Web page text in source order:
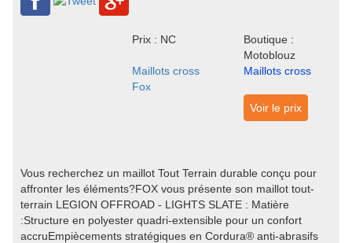
Prix : NC
Boutique :
Motoblouz
Maillots cross
Fox
Maillots cross
Voir le prix
Vous recherchez un maillot Tout Terrain durable conçu pour
affronter les éléments?FOX vous présente son maillot tout-
terrain LEGION OFFROAD - LIGHTS SLATE : Matière
:Structure en polyester quadri-extensible pour un confort
accruEmpiècements stratégiques en Cordura® anti-abrasifs